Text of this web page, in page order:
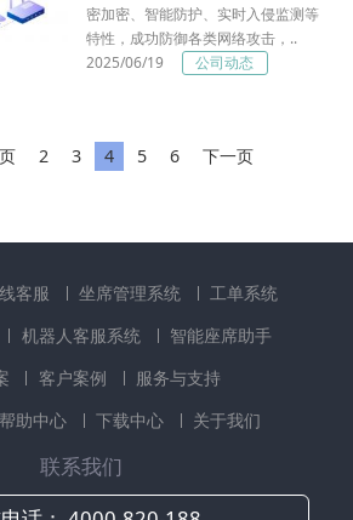
密加密、智能防护、实时入侵监测等
特性，成功防御各类网络攻击，..
2025/06/19
公司动态
2 3 4 5 6 下一页
客服 坐席管理系统
工单系统
机器人客服系统
智能座席助手
客户案例
服务与支持
帮助中心 下载中心 关于我们
联系我们